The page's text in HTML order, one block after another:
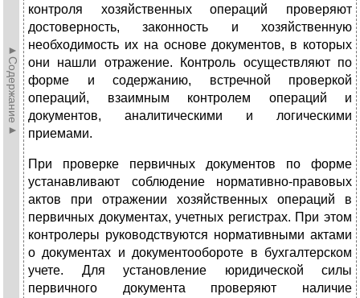
►Содержание►
контроля хозяйственных операций проверяют
достоверность, законность и хозяйственную
необходимость их на основе документов, в которых
они нашли отражение. Контроль осуществляют по
форме и содержанию, встречной проверкой
операций, взаимным контролем операций и
документов, аналитическими и логическими
приемами.
При проверке первичных документов по форме
устанавливают соблюдение нормативно-правовых
актов при отражении хозяйственных операций в
первичных документах, учетных регистрах. При этом
контролеры руководствуются нормативными актами
о документах и документообороте в бухгалтерском
учете. Для установление юридической силы
первичного документа проверяют наличие